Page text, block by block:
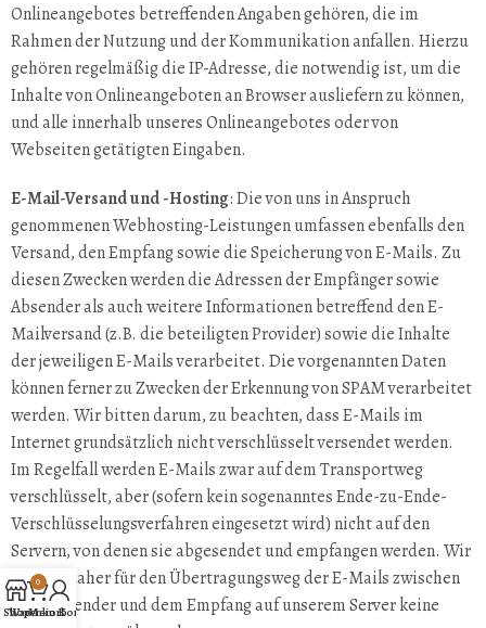
Onlineangebotes betreffenden Angaben gehören, die im
Rahmen der Nutzung und der Kommunikation anfallen. Hierzu
gehören regelmäßig die IP-Adresse, die notwendig ist, um die
Inhalte von Onlineangeboten an Browser ausliefern zu können,
und alle innerhalb unseres Onlineangebotes oder von
Webseiten getätigten Eingaben.
E-Mail-Versand und -Hosting: Die von uns in Anspruch
genommenen Webhosting-Leistungen umfassen ebenfalls den
Versand, den Empfang sowie die Speicherung von E-Mails. Zu
diesen Zwecken werden die Adressen der Empfänger sowie
Absender als auch weitere Informationen betreffend den E-
Mailversand (z.B. die beteiligten Provider) sowie die Inhalte
der jeweiligen E-Mails verarbeitet. Die vorgenannten Daten
können ferner zu Zwecken der Erkennung von SPAM verarbeitet
werden. Wir bitten darum, zu beachten, dass E-Mails im
Internet grundsätzlich nicht verschlüsselt versendet werden.
Im Regelfall werden E-Mails zwar auf dem Transportweg
verschlüsselt, aber (sofern kein sogenanntes Ende-zu-Ende-
Verschlüsselungsverfahren eingesetzt wird) nicht auf den
Servern, von denen sie abgesendet und empfangen werden. Wir
können daher für den Übertragungsweg der E-Mails zwischen
dem Absender und dem Empfang auf unserem Server keine
Shop
0
Warenkorb
Mein Konto